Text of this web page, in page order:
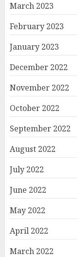
March 2023
February 2023
January 2023
December 2022
November 2022
October 2022
September 2022
August 2022
July 2022
June 2022
May 2022
April 2022
March 2022